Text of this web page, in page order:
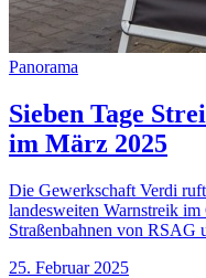
Panorama
Sieben Tage
im März 2025
Die Gewerkschaft Verdi
landesweiten Warnstreik
Straßenbahnen von RSAG
25. Februar 2025